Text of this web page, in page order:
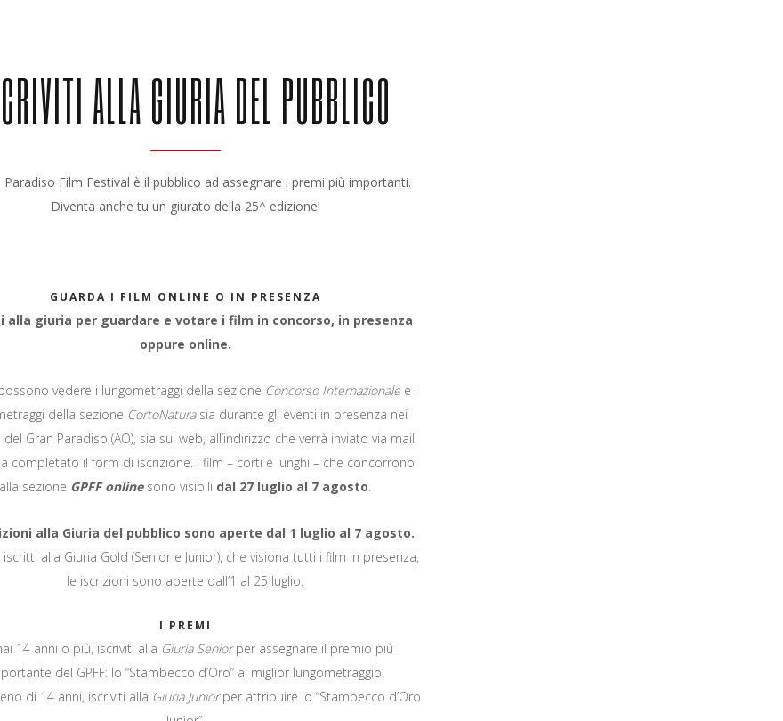
ALLA GIURIA DEL PUBBLICO
Paradiso Film Festival è il pubblico ad assegnare i premi più importanti.
Diventa anche tu un giurato della 25^ edizione!
GUARDA I FILM ONLINE O IN PRESENZA
alla giuria per guardare e votare i film in concorso, in presenza
oppure online.
vedere i lungometraggi della sezione Concorso Internazionale e i
della sezione CortoNaturasia durante gli eventi in presenza nei
Gran Paradiso (AO), sia sul web, all’indirizzo che verrà inviato via mail
completato il form di iscrizione. I film – corti e lunghi – che concorrono
alla sezione GPFF onlinesono visibili dal 27 luglio al 7 agosto.
alla Giuria del pubblico sono aperte dal 1 luglio al 7 agosto.
iscritti alla Giuria Gold (Senior e Junior), che visiona tutti i film in presenza,
le iscrizioni sono aperte dall’1 al 25 luglio.
I PREMI
14 anni o più, iscriviti alla Giuria Seniorper assegnare il premio più
del GPFF: lo “Stambecco d’Oro” al miglior lungometraggio.
di 14 anni, iscriviti alla Giuria Juniorper attribuire lo “Stambecco d’Oro